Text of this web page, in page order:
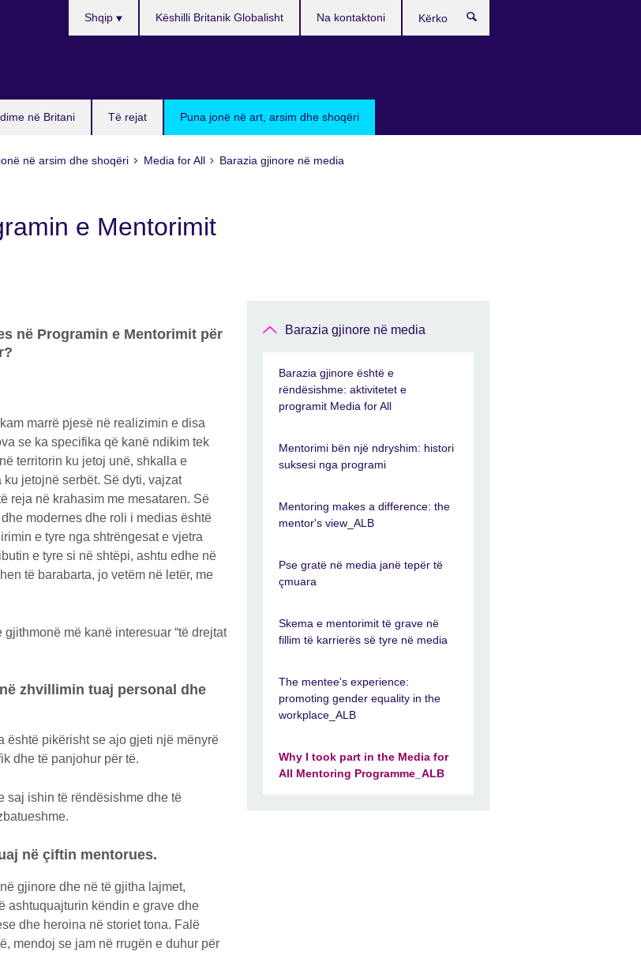
në Britani Të rejat Puna jonë në art, arsim dhe shoqëri
Shqip Këshilli Britanik Globalisht Na kontaktoni
në arsim dhe shoqëri Media for All Barazia gjinore në media
e Mentorimit
në Programin e Mentorimit për
marrë pjesë në realizimin e disa
se ka specifika që kanë ndikim tek
territorin ku jetoj unë, shkalla e
ku jetojnë serbët. Së dyti, vajzat
reja në krahasim me mesataren. Së
modernes dhe roli i medias është
e tyre nga shtrëngesat e vjetra
e tyre si në shtëpi, ashtu edhe në
të barabarta, jo vetëm në letër, me
më kanë interesuar “të drejtat
zhvillimin tuaj personal dhe
është pikërisht se ajo gjeti një mënyrë
dhe të panjohur për të.
saj ishin të rëndësishme dhe të
në çiftin mentorues.
gjinore dhe në të gjitha lajmet,
ashtuquajturin këndin e grave dhe
dhe heroina në storiet tona. Falë
mendoj se jam në rrugën e duhur për
Barazia gjinore në media
Barazia gjinore është e
rëndësishme: aktivitetet e
programit Media for All
Mentorimi bën një ndryshim: histori
suksesi nga programi
Mentoring makes a difference: the
mentor's view_ALB
Pse gratë në media janë tepër të
çmuara
Skema e mentorimit të grave në
fillim të karrierës së tyre në media
The mentee's experience:
promoting gender equality in the
workplace_ALB
Why I took part in the Media for
All Mentoring Programme_ALB